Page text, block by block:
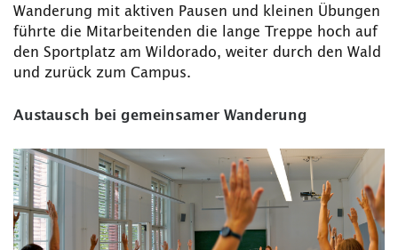
Wanderung mit aktiven Pausen und kleinen Übungen
führte die Mitarbeitenden die lange Treppe hoch auf
den Sportplatz am Wildorado, weiter durch den Wald
und zurück zum Campus.
Austausch bei gemeinsamer Wanderung